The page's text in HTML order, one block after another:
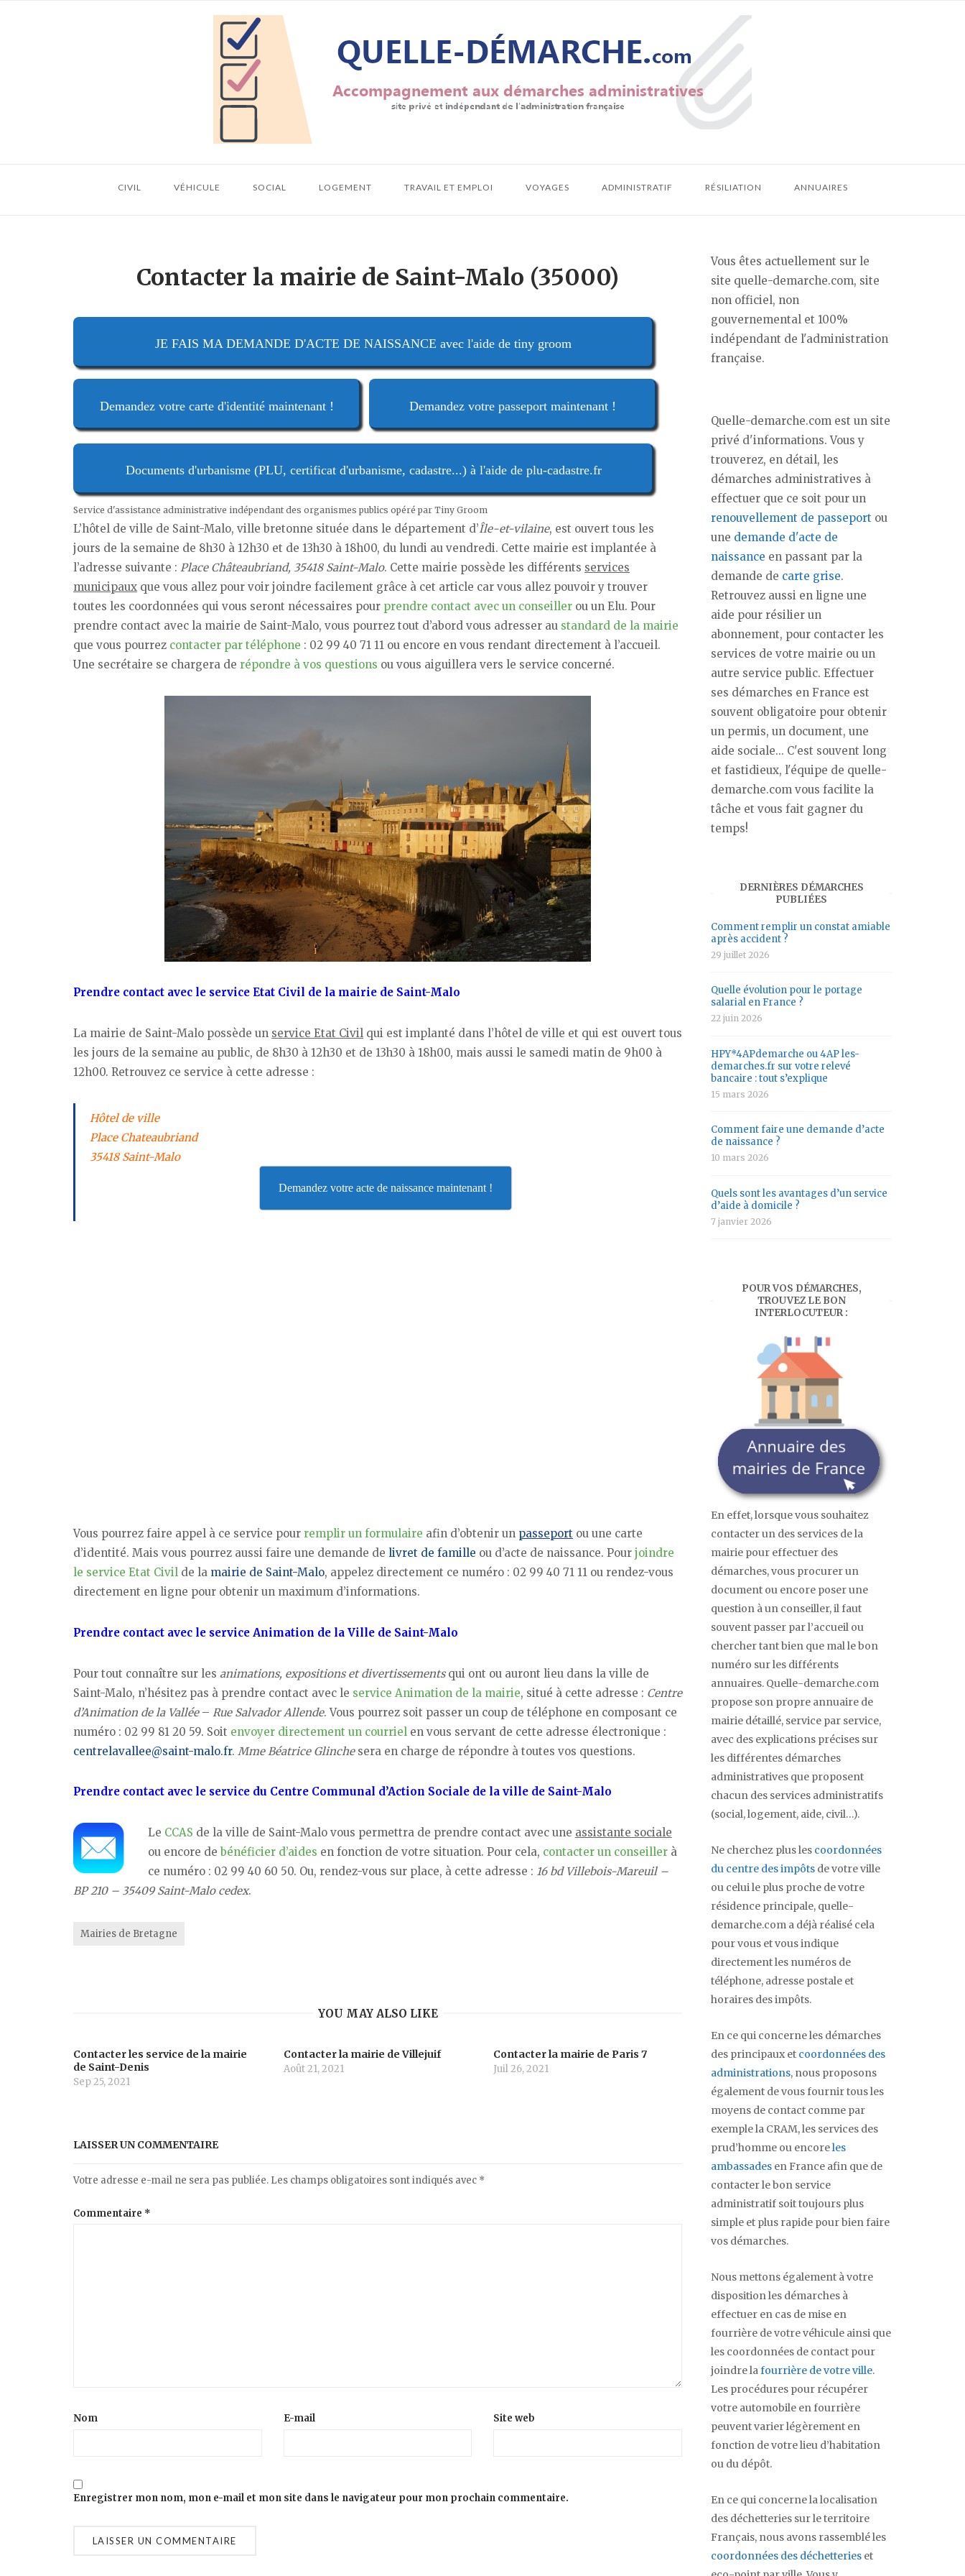
Home
CIVIL VÉHICULE SOCIAL LOGEMENT TRAVAIL ET EMPLOI VOYAGES ADMINISTRATIF RÉSILIATION ANNUAIRES
Contacter la mairie de Saint-Malo (35000)
JE FAIS MA DEMANDE D'ACTE DE NAISSANCE avec l'aide de tiny groom
Demandez votre carte d'identité maintenant ! Demandez votre passeport maintenant !
Documents d'urbanisme (PLU, certificat d'urbanisme, cadastre...) à l'aide de plu-cadastre.fr
Service d'assistance administrative indépendant des organismes publics opéré par Tiny Groom
L’hôtel de ville de Saint-Malo, ville bretonne située dans le département d’Île-et-vilaine, est ouvert tous les
jours de la semaine de 8h30 à 12h30 et de 13h30 à 18h00, du lundi au vendredi. Cette mairie est implantée à
l’adresse suivante : Place Châteaubriand, 35418 Saint-Malo. Cette mairie possède les différents services
municipaux que vous allez pour voir joindre facilement grâce à cet article car vous allez pouvoir y trouver
toutes les coordonnées qui vous seront nécessaires pour prendre contact avec un conseiller ou un Elu. Pour
prendre contact avec la mairie de Saint-Malo, vous pourrez tout d’abord vous adresser au standard de la mairie
que vous pourrez contacter par téléphone : 02 99 40 71 11 ou encore en vous rendant directement à l’accueil.
Une secrétaire se chargera de répondre à vos questions ou vous aiguillera vers le service concerné.
Prendre contact avec le service Etat Civil de la mairie de Saint-Malo
La mairie de Saint-Malo possède un service Etat Civil qui est implanté dans l’hôtel de ville et qui est ouvert tous
les jours de la semaine au public, de 8h30 à 12h30 et de 13h30 à 18h00, mais aussi le samedi matin de 9h00 à
12h00. Retrouvez ce service à cette adresse :
Hôtel de ville
Place Chateaubriand
35418 Saint-Malo
Demandez votre acte de naissance maintenant !
Vous pourrez faire appel à ce service pour remplir un formulaire afin d’obtenir un passeport ou une carte
d’identité. Mais vous pourrez aussi faire une demande de livret de famille ou d’acte de naissance. Pour joindre
le service Etat Civil de la mairie de Saint-Malo, appelez directement ce numéro : 02 99 40 71 11 ou rendez-vous
directement en ligne pour obtenir un maximum d’informations.
Prendre contact avec le service Animation de la Ville de Saint-Malo
Pour tout connaître sur les animations, expositions et divertissementsqui ont ou auront lieu dans la ville de
Saint-Malo, n’hésitez pas à prendre contact avec le service Animation de la mairie, situé à cette adresse : Centre
d’Animation de la Vallée– Rue Salvador Allende. Vous pourrez soit passer un coup de téléphone en composant ce
numéro : 02 99 81 20 59. Soit envoyer directement un courriel en vous servant de cette adresse électronique :
centrelavallee@saint-malo.fr. Mme Béatrice Glinchesera en charge de répondre à toutes vos questions.
Prendre contact avec le service du Centre Communal d’Action Sociale de la ville de Saint-Malo
Le CCAS de la ville de Saint-Malo vous permettra de prendre contact avec une assistante sociale
ou encore debénéficier d’aides en fonction de votre situation. Pour cela, contacter un conseillerà
ce numéro : 02 99 40 60 50. Ou, rendez-vous sur place, à cette adresse : 16 bd Villebois-Mareuil –
BP 210 – 35409 Saint-Malo cedex.
Mairies de Bretagne
YOU MAY ALSO LIKE
Contacter les service de la mairie
de Saint-Denis
Sep 25, 2021
Contacter la mairie de Villejuif
Août 21, 2021
Contacter la mairie de Paris 7
Juil 26, 2021
LAISSER UN COMMENTAIRE
Votre adresse e-mail ne sera pas publiée. Les champs obligatoires sont indiqués avec *
Commentaire *
Nom E-mail Site web
Enregistrer mon nom, mon e-mail et mon site dans le navigateur pour mon prochain commentaire.
Vous êtes actuellement sur le
site quelle-demarche.com, site
non officiel, non
gouvernemental et 100%
indépendant de l'administration
française.
Quelle-demarche.com est un site
privé d'informations. Vous y
trouverez, en détail, les
démarches administratives à
effectuer que ce soit pour un
renouvellement de passeport ou
une demande d'acte de
naissance en passant par la
demande de carte grise.
Retrouvez aussi en ligne une
aide pour résilier un
abonnement, pour contacter les
services de votre mairie ou un
autre service public. Effectuer
ses démarches en France est
souvent obligatoire pour obtenir
un permis, un document, une
aide sociale... C'est souvent long
et fastidieux, l'équipe de quelle-
demarche.com vous facilite la
tâche et vous fait gagner du
temps!
DERNIÈRES DÉMARCHES
PUBLIÉES
Comment remplir un constat amiable
après accident ?
29 juillet 2026
Quelle évolution pour le portage
salarial en France ?
22 juin 2026
HPY*4APdemarche ou 4AP les-
demarches.fr sur votre relevé
bancaire : tout s’explique
15 mars 2026
Comment faire une demande d’acte
de naissance ?
10 mars 2026
Quels sont les avantages d’un service
d’aide à domicile ?
7 janvier 2026
POUR VOS DÉMARCHES,
TROUVEZ LE BON
INTERLOCUTEUR :
En effet, lorsque vous souhaitez
contacter un des services de la
mairie pour effectuer des
démarches, vous procurer un
document ou encore poser une
question à un conseiller, il faut
souvent passer par l’accueil ou
chercher tant bien que mal le bon
numéro sur les différents
annuaires. Quelle-demarche.com
propose son propre annuaire de
mairie détaillé, service par service,
avec des explications précises sur
les différentes démarches
administratives que proposent
chacun des services administratifs
(social, logement, aide, civil…).
Ne cherchez plus les coordonnées
du centre des impôts de votre ville
ou celui le plus proche de votre
résidence principale, quelle-
demarche.com a déjà réalisé cela
pour vous et vous indique
directement les numéros de
téléphone, adresse postale et
horaires des impôts.
En ce qui concerne les démarches
des principaux et coordonnées des
administrations, nous proposons
également de vous fournir tous les
moyens de contact comme par
exemple la CRAM, les services des
prud’homme ou encoreles
ambassades en France afin que de
contacter le bon service
administratif soit toujours plus
simple et plus rapide pour bien faire
vos démarches.
Nous mettons également à votre
disposition les démarches à
effectuer en cas de mise en
fourrière de votre véhicule ainsi que
les coordonnées de contact pour
joindre lafourrière de votre ville.
Les procédures pour récupérer
votre automobile en fourrière
peuvent varier légèrement en
fonction de votre lieu d’habitation
ou du dépôt.
En ce qui concerne la localisation
des déchetteries sur le territoire
Français, nous avons rassemblé les
coordonnées des déchetteries et